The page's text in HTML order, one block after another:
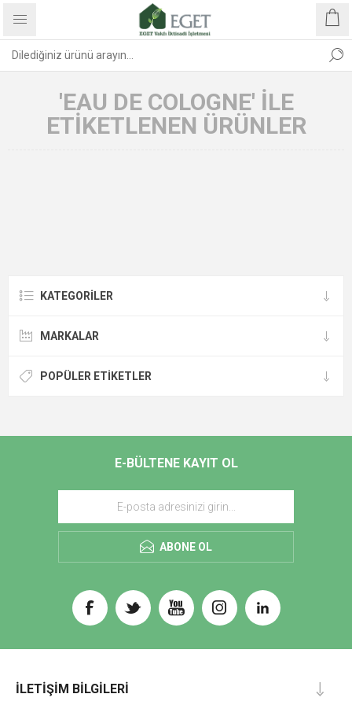
'EAU DE COLOGNE' ILE
ETIKETLENEN ÜRÜNLER
KATEGORİLER
MARKALAR
POPÜLER ETIKETLER
E-BÜLTENE KAYIT OL
ABONE OL
İLETIŞIM BILGILERI